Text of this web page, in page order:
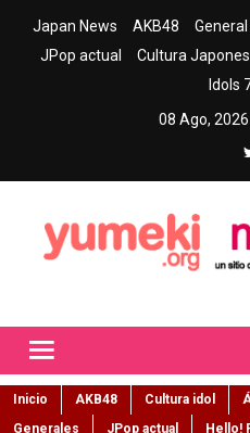
Japan News AKB48 General
JPop actual
Cultura
Idols
08 Ago, 2026
Inicio AKB48 Cultura idol
Generales
JPop actual Hello!